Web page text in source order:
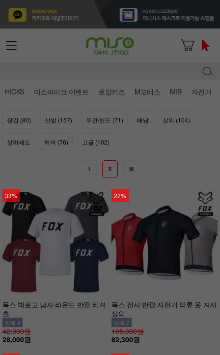
HICKS 미소바이크 이벤트 로얄키즈 M모터스 MIB 자전거
장갑 (80) 신발 (157) 두건/밴드 (71) 배낭 상의 (104)
상하세트 하의 (76) 고글 (102)
I II III
33%
폭스 빅로고 남자 라운드 반팔 티셔
츠
판매 4
42,000원
28,000원
22%
폭스 전사 반팔 자전거 의류 옷 져지
상의
판매 2
105,000원
82,300원